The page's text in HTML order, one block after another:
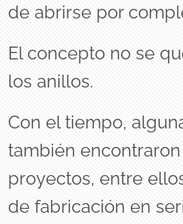
de abrirse por
El concepto no se
los anillos.
Con el tiempo,
también
proyectos, entre
de fabricación en